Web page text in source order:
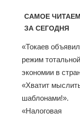
САМОЕ
ЗА СЕГОДНЯ
«Токаев объявил
режим тотальной
экономии в
«Хватит
шаблонами!».
«Налоговая